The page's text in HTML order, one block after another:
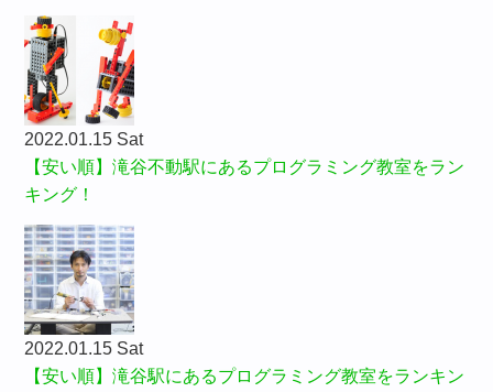
2022.01.15 Sat
【安い順】滝谷不動駅にあるプログラミング教室をラン
キング！
2022.01.15 Sat
【安い順】滝谷駅にあるプログラミング教室をランキン